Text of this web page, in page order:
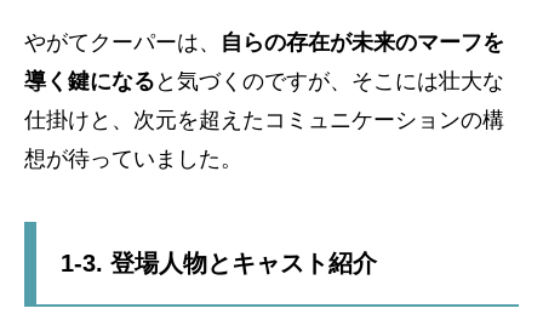
やがてクーパーは、 自らの存在が未来のマーフを
導く鍵になる と気づくのですが、そこには壮大な
仕掛けと、次元を超えたコミュニケーションの構
想が待っていました。
1-3. 登場人物とキャスト紹介